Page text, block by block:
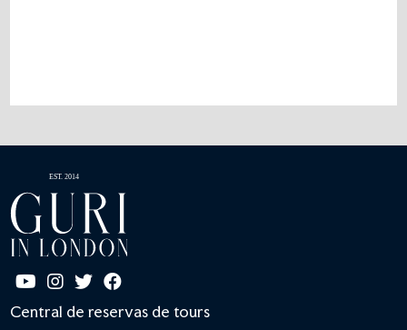
Central de reservas de tours